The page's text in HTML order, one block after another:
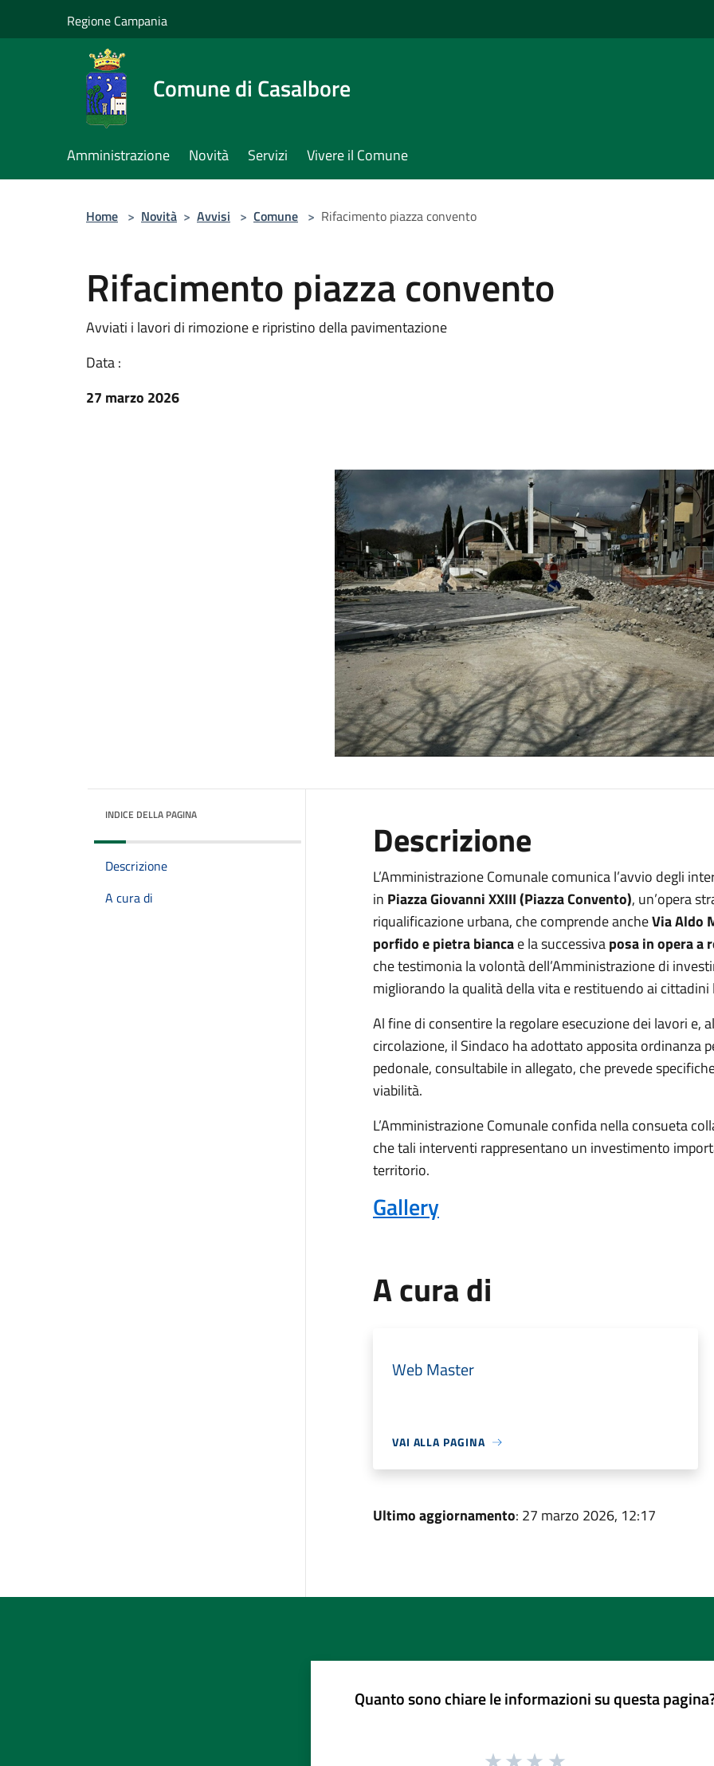
Regione Campania
Comune di Casalbore
Amministrazione Novità Servizi Vivere il Comune
Home > Novità > Avvisi > Comune > Rifacimento piazza convento
Rifacimento piazza convento
Avviati i lavori di rimozione e ripristino della pavimentazione
Data :
27 marzo 2026
INDICE DELLA PAGINA
Descrizione
A cura di
Descrizione
L’Amministrazione Comunale comunica l’avvio degli
in Piazza Giovanni XXIII (Piazza Convento), un’opera
riqualificazione urbana, che comprende ancheVia Aldo
porfidoe pietra biancae la successivaposa in opera a
che testimonia la volontà dell’Amministrazione di
migliorando la qualità della vita e restituendo ai
Al fine di consentire la regolare esecuzione dei lavori e,
circolazione, il Sindaco ha adottato apposita ordinanza
pedonale, consultabile in allegato, che prevede
viabilità.
L’Amministrazione Comunale confida nella consueta
che tali interventi rappresentano un investimento
territorio.
Gallery
A cura di
Web Master
VAI ALLA PAGINA
Ultimo aggiornamento: 27 marzo 2026, 12:17
Quanto sono chiare le informazioni su questa